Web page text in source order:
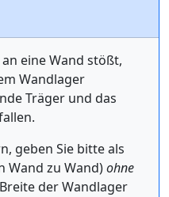
eine Wand stößt,
Wandlager
Träger und das
geben Sie bitte als
Wand zu Wand)ohne
der Wandlager